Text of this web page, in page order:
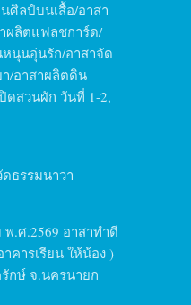
นศิลป์บนเสื้อ/อาสา
ผลิตแฟลชการ์ด/
นุนอุ่นรัก/อาสาจัด
/อาสาผลิตดิน
ดสวนผัก วันที่ 1-2,
ดธรรมนาวา
พ.ศ.2569 อาสาทำดี
คารเรียน ให้น้อง )
กษ์ จ.นครนายก